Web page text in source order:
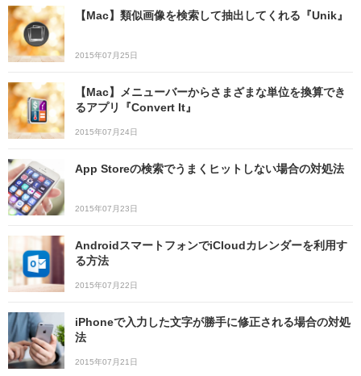
【Mac】類似画像を検索して抽出してくれる『Unik』
2015年07月25日
【Mac】メニューバーからさまざまな単位を換算でき
るアプリ『Convert It』
2015年07月24日
App Storeの検索でうまくヒットしない場合の対処法
2015年07月23日
AndroidスマートフォンでiCloudカレンダーを利用す
る方法
2015年07月22日
iPhoneで入力した文字が勝手に修正される場合の対処
法
2015年07月21日